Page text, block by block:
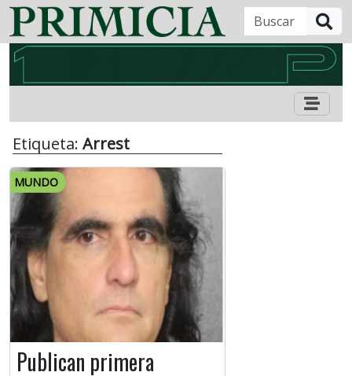
Etiqueta: Arrest
MUNDO
Publican primera